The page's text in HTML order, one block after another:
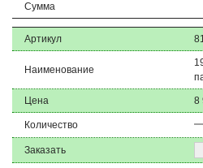
Сумма
Артикул
Наименование
Цена 8
Количество
Заказать